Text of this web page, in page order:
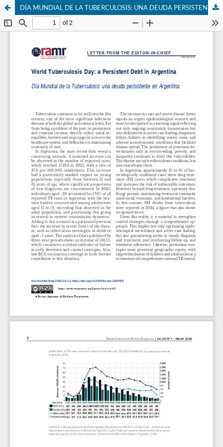
DÍA MUNDIAL DE LA TUBERCULOSIS: UNA DEUDA PERSISTENTE EN ARGENTINA